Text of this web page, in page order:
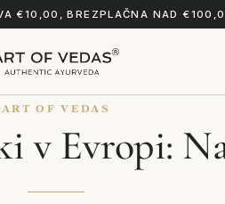
€10,00, BREZPLAČNA NAD
ART OF VEDAS
v Evropi: